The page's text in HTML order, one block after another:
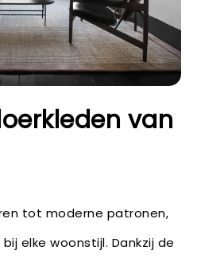
van
tot moderne patronen,
elke woonstijl. Dankzij de